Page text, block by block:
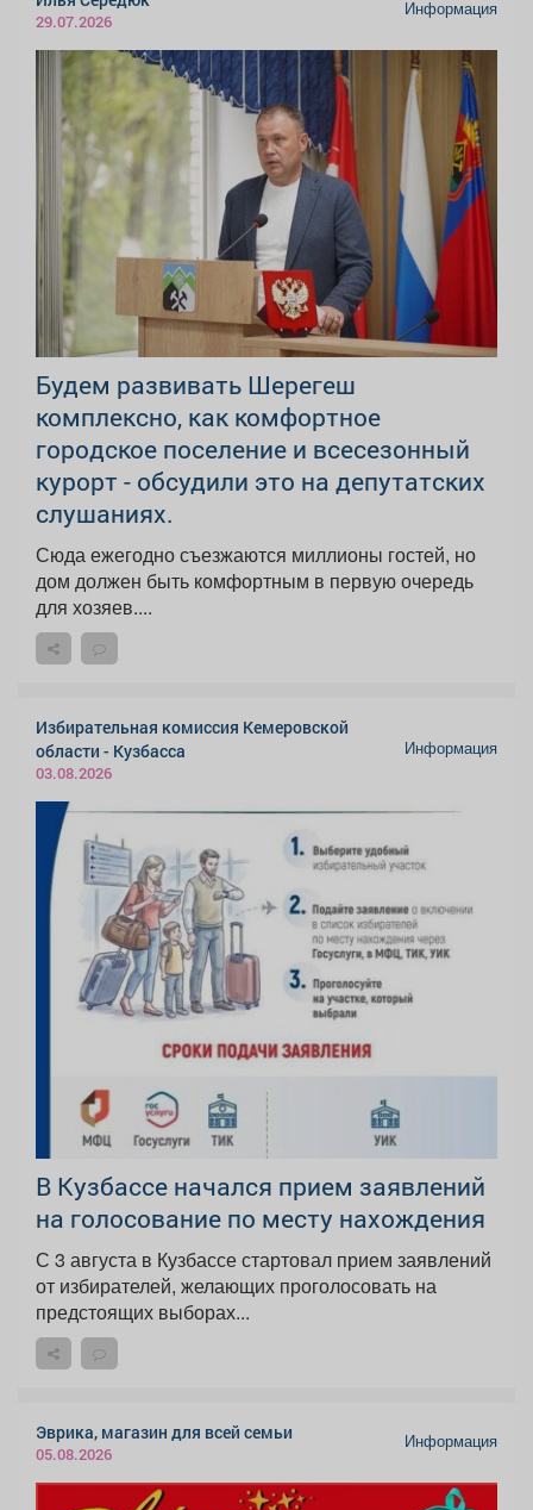
29.07.2026
Информация
Будем развивать Шерегеш
комплексно, как комфортное
городское поселение и всесезонный
курорт - обсудили это на депутатских
слушаниях.
Сюда ежегодно съезжаются миллионы гостей, но
дом должен быть комфортным в первую очередь
для хозяев....
Избирательная комиссия Кемеровской
области - Кузбасса
03.08.2026
Информация
В Кузбассе начался прием заявлений
на голосование по месту нахождения
С 3 августа в Кузбассе стартовал прием заявлений
от избирателей, желающих проголосовать на
предстоящих выборах...
Эврика, магазин для всей семьи
05.08.2026
Информация